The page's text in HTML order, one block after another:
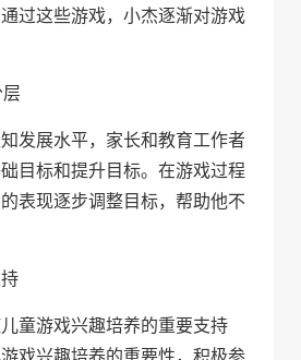
过这些游戏，小杰逐渐对游戏
发展水平，家长和教育工作者
目标和提升目标。在游戏过程
表现逐步调整目标，帮助他不
童游戏兴趣培养的重要支持
戏兴趣培养的重要性，积极参